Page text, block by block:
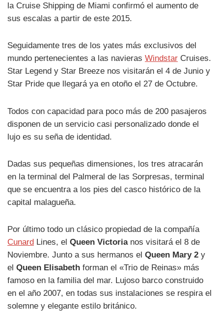
la Cruise Shipping de Miami confirmó el aumento de
sus escalas a partir de este 2015.
Seguidamente tres de los yates más exclusivos del
mundo pertenecientes a las navieras Windstar Cruises.
Star Legend y Star Breeze nos visitarán el 4 de Junio y
Star Pride que llegará ya en otoño el 27 de Octubre.
Todos con capacidad para poco más de 200 pasajeros
disponen de un servicio casi personalizado donde el
lujo es su seña de identidad.
Dadas sus pequeñas dimensiones, los tres atracarán
en la terminal del Palmeral de las Sorpresas, terminal
que se encuentra a los pies del casco histórico de la
capital malagueña.
Por último todo un clásico propiedad de la compañía
Cunard Lines, el Queen Victorianos visitará el 8 de
Noviembre. Junto a sus hermanos el Queen Mary 2 y
el Queen Elisabeth forman el «Trio de Reinas» más
famoso en la familia del mar. Lujoso barco construido
en el año 2007, en todas sus instalaciones se respira el
solemne y elegante estilo británico.